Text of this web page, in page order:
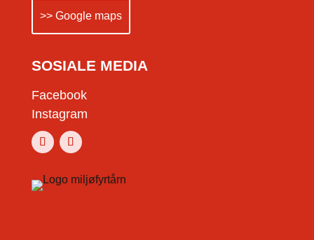
>> Google maps
SOSIALE MEDIA
Facebook
Instagram